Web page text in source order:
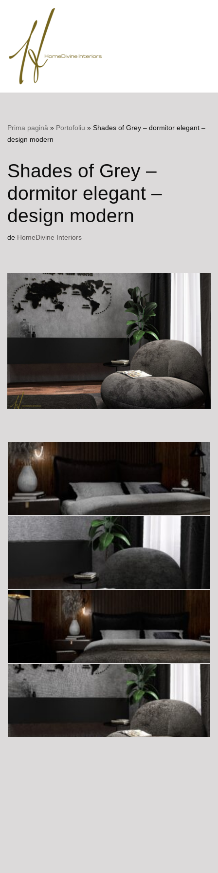
conținut
Prima pagină » Portofoliu » Shades of Grey – dormitor elegant –
design modern
Shades of Grey –
dormitor elegant –
design modern
de HomeDivine Interiors